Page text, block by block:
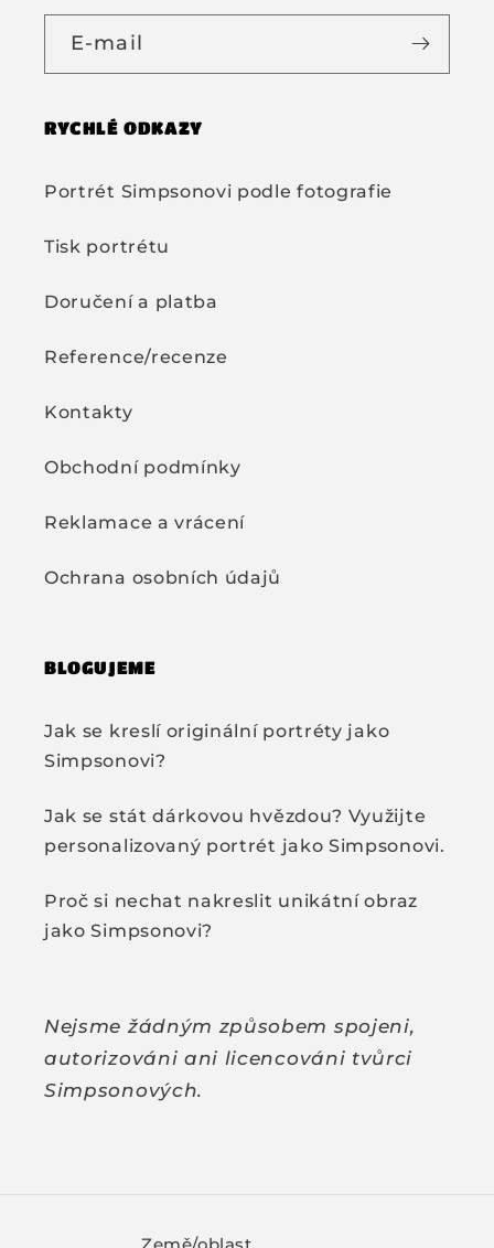
E-mail
RYCHLÉ ODKAZY
Portrét Simpsonovi podle fotografie
Tisk portrétu
Doručení a platba
Reference/recenze
Kontakty
Obchodní podmínky
Reklamace a vrácení
Ochrana osobních údajů
BLOGUJEME
Jak se kreslí originální portréty jako
Simpsonovi?
Jak se stát dárkovou hvězdou? Využijte
personalizovaný portrét jako Simpsonovi.
Proč si nechat nakreslit unikátní obraz
jako Simpsonovi?
Nejsme žádným způsobem spojeni,
autorizováni ani licencováni tvůrci
Simpsonových.